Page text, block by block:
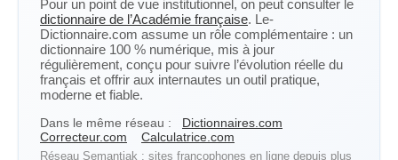
Pour un point de vue institutionnel, on peut consulter le
dictionnaire de l’Académie française. Le-
Dictionnaire.com assume un rôle complémentaire : un
dictionnaire 100 % numérique, mis à jour
régulièrement, conçu pour suivre l’évolution réelle du
français et offrir aux internautes un outil pratique,
moderne et fiable.
Dans le même réseau :
Dictionnaires.com
Correcteur.com
Calculatrice.com
Réseau Semantiak : sites francophones en ligne depuis plus